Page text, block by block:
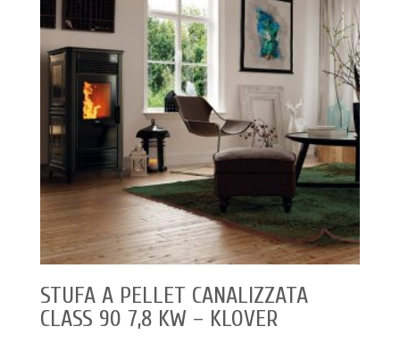
STUFA A PELLET CANALIZZATA
CLASS 90 7,8 KW – KLOVER